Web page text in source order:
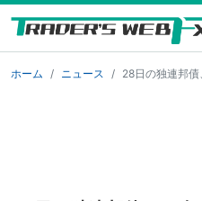
ホーム ニュース 28日の独連邦